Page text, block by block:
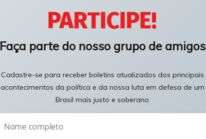
PARTICIPE!
Faça parte do nosso grupo de amigos
Cadastre-se para receber boletins atualizados dos principais
acontecimentos da política e da nossa luta em defesa de um
Brasil mais justo e soberano